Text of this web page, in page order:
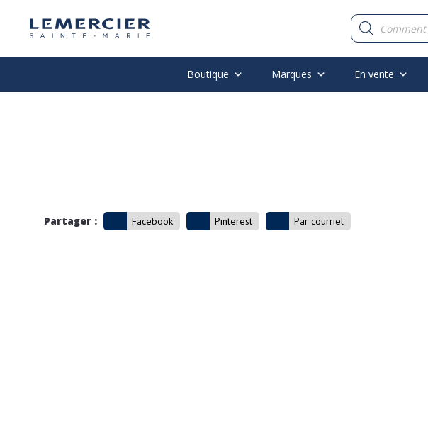
Recherche
de
produits
Boutique Marques En vente
Partager : Facebook Pinterest Par courriel